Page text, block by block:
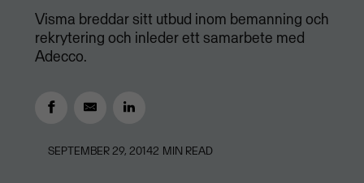
Visma breddar sitt utbud inom bemanning och
rekrytering och inleder ett samarbete med
Adecco.
SEPTEMBER 29, 20142 MIN READ